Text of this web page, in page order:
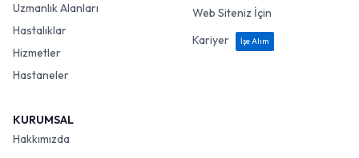
Uzmanlık Alanları
Hastalıklar
Hizmetler
Hastaneler
Web Siteniz İçin
Kariyer
İşe Alım
KURUMSAL
Hakkımızda